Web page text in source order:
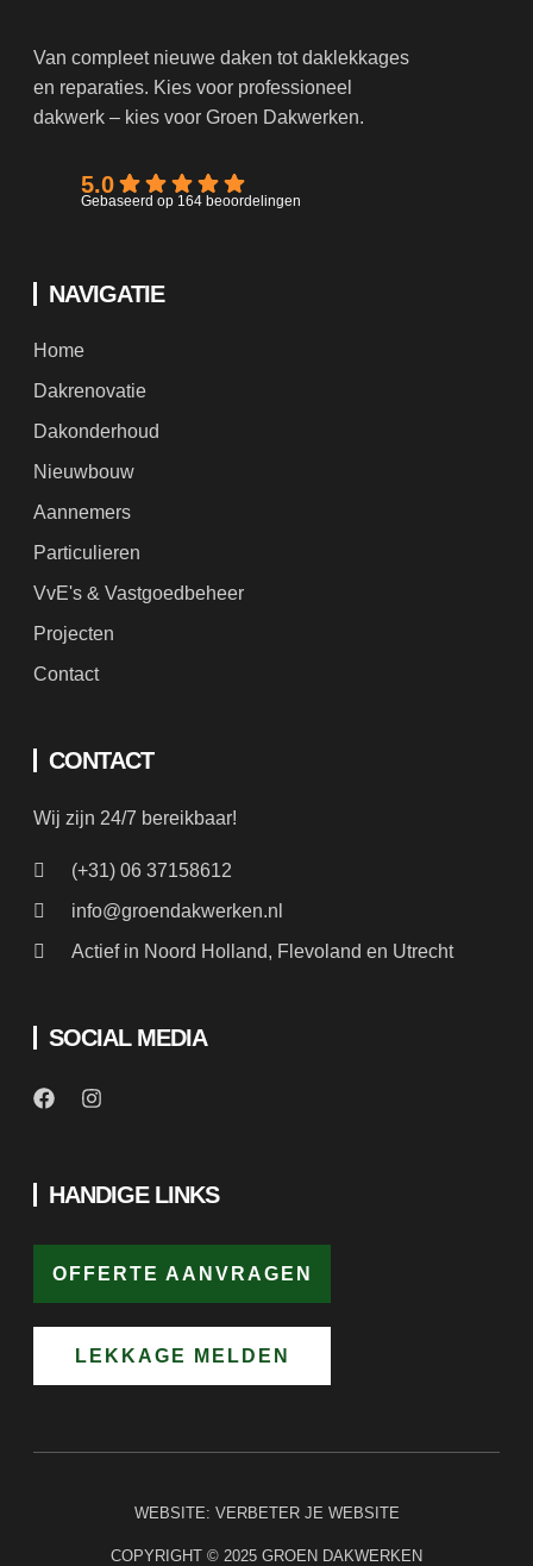
Van compleet nieuwe daken tot daklekkages
en reparaties. Kies voor professioneel
dakwerk – kies voor Groen Dakwerken.
5.0
Gebaseerd op 164 beoordelingen
NAVIGATIE
Home
Dakrenovatie
Dakonderhoud
Nieuwbouw
Aannemers
Particulieren
VvE's & Vastgoedbeheer
Projecten
Contact
CONTACT
Wij zijn 24/7 bereikbaar!
(+31) 06 37158612
info@groendakwerken.nl
Actief in Noord Holland, Flevoland en Utrecht
SOCIAL MEDIA
HANDIGE LINKS
OFFERTE AANVRAGEN
LEKKAGE MELDEN
COPYRIGHT © 2025 GROEN DAKWERKEN
WEBSITE: VERBETER JE WEBSITE